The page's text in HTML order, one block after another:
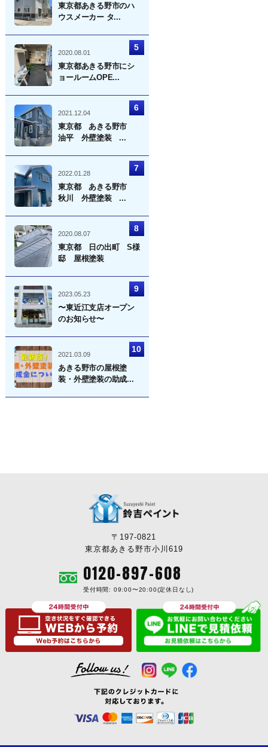
東京都あきる野市のハ
ウスメーカー タ...
2020.08.01
東京都あきる野市にシ
ョールームOPE...
2021.12.04
東京都 あきる野市
油平 外壁塗装 ...
2022.01.28
東京都 あきる野市
秋川 外壁塗装 ...
2020.08.07
東京都 日の出町 S様
邸 屋根塗装
2023.05.23
〜東近江支店オープン
のお知らせ〜
2021.03.09
あきる野市の屋根塗
装・外壁塗装の助成...
〒197-0821
東京都あきる野市小川619
0120-897-608
受付時間: 09:00〜20:00(定休日なし)